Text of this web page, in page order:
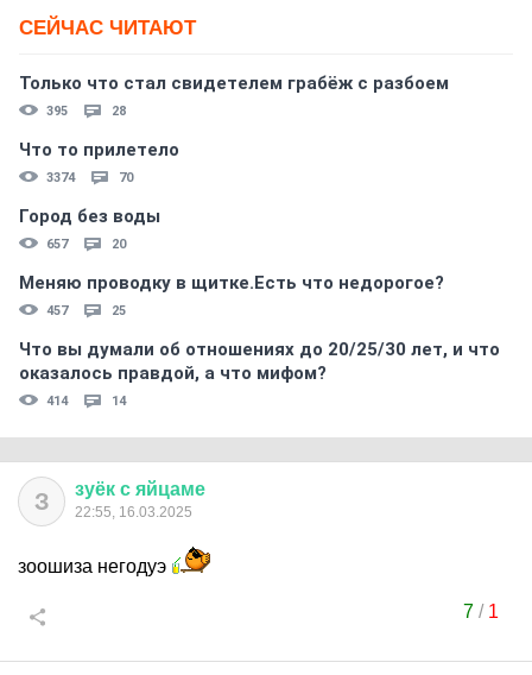
СЕЙЧАС ЧИТАЮТ
Только что стал свидетелем грабёж с разбоем
395 28
Что то прилетело
3374 70
Город без воды
657 20
Меняю проводку в щитке.Есть что недорогое?
457 25
Что вы думали об отношениях до 20/25/30 лет, и что
оказалось правдой, а что мифом?
414 14
З зуёк с яйцаме
22:55, 16.03.2025
зоошиза негодуэ
7/ 1